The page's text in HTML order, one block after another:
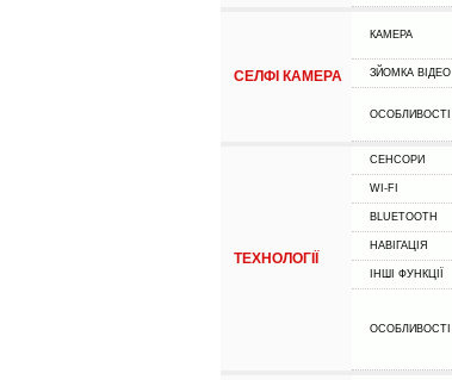
СЕЛФІ КАМЕРА
КАМЕРА
ЗЙОМКА ВІДЕО
ОСОБЛИВОСТІ
ТЕХНОЛОГІЇ
СЕНСОРИ
WI-FI
BLUETOOTH
НАВІГАЦІЯ
ІНШІ ФУНКЦІЇ
ОСОБЛИВОСТІ